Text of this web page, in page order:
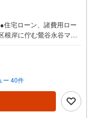
宅ローン、諸費用ロー
根岸に佇む鶯谷永谷マン
上野」駅へも徒歩21
充実し、生活環境が整
階建て、総戸数90戸のマ
年には耐震補強工事実
。お部屋は4階部分の角部
工。■今すぐ見たい！■ロ
ー 40件